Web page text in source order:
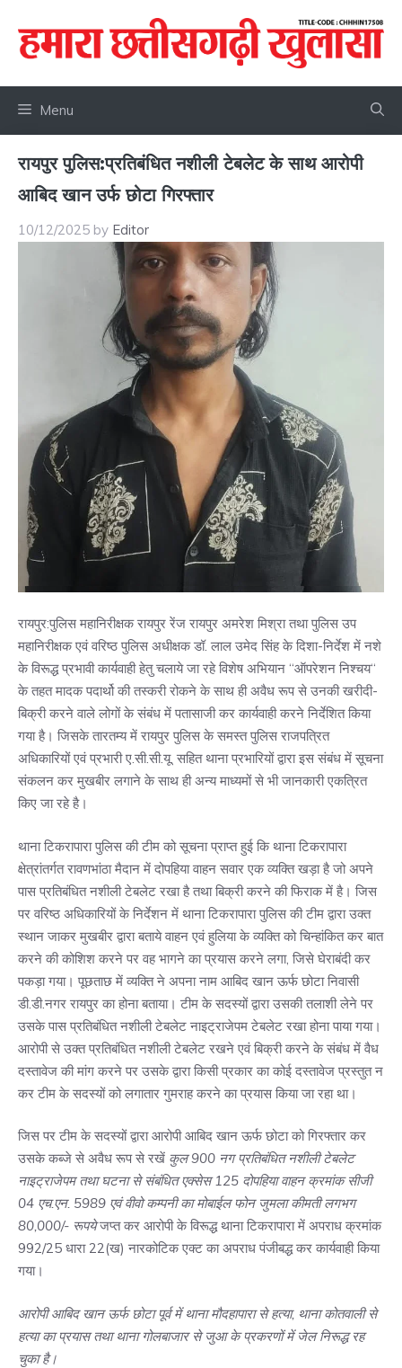
content
Menu
रायपुर पुलिस:प्रतिबंधित नशीली टेबलेट के साथ आरोपी
आबिद खान उर्फ छोटा गिरफ्तार
10/12/2025 by Editor
रायपुर:पुलिस महानिरीक्षक रायपुर रेंज रायपुर अमरेश मिश्रा तथा पुलिस उप
महानिरीक्षक एवं वरिष्ठ पुलिस अधीक्षक डॉ. लाल उमेद सिंह के दिशा-निर्देश में नशे
के विरूद्ध प्रभावी कार्यवाही हेतु चलाये जा रहे विशेष अभियान ‘‘ऑपरेशन निश्चय‘‘
के तहत मादक पदार्थो की तस्करी रोकने के साथ ही अवैध रूप से उनकी खरीदी-
बिक्री करने वाले लोगों के संबंध में पतासाजी कर कार्यवाही करने निर्देशित किया
गया है। जिसके तारतम्य में रायपुर पुलिस के समस्त पुलिस राजपत्रित
अधिकारियों एवं प्रभारी ए.सी.सी.यू. सहित थाना प्रभारियों द्वारा इस संबंध में सूचना
संकलन कर मुखबीर लगाने के साथ ही अन्य माध्यमों से भी जानकारी एकत्रित
किए जा रहे है।
थाना टिकरापारा पुलिस की टीम को सूचना प्राप्त हुई कि थाना टिकरापारा
क्षेत्रांतर्गत रावणभांठा मैदान में दोपहिया वाहन सवार एक व्यक्ति खड़ा है जो अपने
पास प्रतिबंधित नशीली टेबलेट रखा है तथा बिक्री करने की फिराक में है। जिस
पर वरिष्ठ अधिकारियों के निर्देशन में थाना टिकरापारा पुलिस की टीम द्वारा उक्त
स्थान जाकर मुखबीर द्वारा बताये वाहन एवं हुलिया के व्यक्ति को चिन्हांकित कर बात
करने की कोशिश करने पर वह भागने का प्रयास करने लगा, जिसे घेराबंदी कर
पकड़ा गया। पूछताछ में व्यक्ति ने अपना नाम आबिद खान ऊर्फ छोटा निवासी
डी.डी.नगर रायपुर का होना बताया। टीम के सदस्यों द्वारा उसकी तलाशी लेने पर
उसके पास प्रतिबंधित नशीली टेबलेट नाइट्राजेपम टेबलेट रखा होना पाया गया।
आरोपी से उक्त प्रतिबंधित नशीली टेबलेट रखने एवं बिक्री करने के संबंध में वैध
दस्तावेज की मांग करने पर उसके द्वारा किसी प्रकार का कोई दस्तावेज प्रस्तुत न
कर टीम के सदस्यों को लगातार गुमराह करने का प्रयास किया जा रहा था।
जिस पर टीम के सदस्यों द्वारा आरोपी आबिद खान ऊर्फ छोटा को गिरफ्तार कर
उसके कब्जे से अवैध रूप से रखें कुल 900 नग प्रतिबंधित नशीली टेबलेट
नाइट्राजेपम तथा घटना से संबंधित एक्सेस 125 दोपहिया वाहन क्रमांक सीजी
04 एच.एन. 5989 एवं वीवो कम्पनी का मोबाईल फोन जुमला कीमती लगभग
80,000/- रूपयेजप्त कर आरोपी के विरूद्ध थाना टिकरापारा में अपराध क्रमांक
992/25 धारा 22(ख) नारकोटिक एक्ट का अपराध पंजीबद्ध कर कार्यवाही किया
गया।
आरोपी आबिद खान ऊर्फ छोटा पूर्व में थाना मौदहापारा से हत्या, थाना कोतवाली से
हत्या का प्रयास तथा थाना गोलबाजार से जुआ के प्रकरणों में जेल निरूद्ध रह
चुका है।